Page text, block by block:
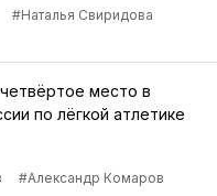
#Наталья Свиридова
место в
по лёгкой атлетике
#Александр Комаров